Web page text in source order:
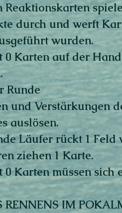
Reaktionskarten
durch und werft
wurden.
0 Karten auf der
Runde
und Verstärkungen
auslösen.
Läufer rückt 1 Feld
ziehen 1 Karte.
0 Karten müssen sich
RENNENS IM